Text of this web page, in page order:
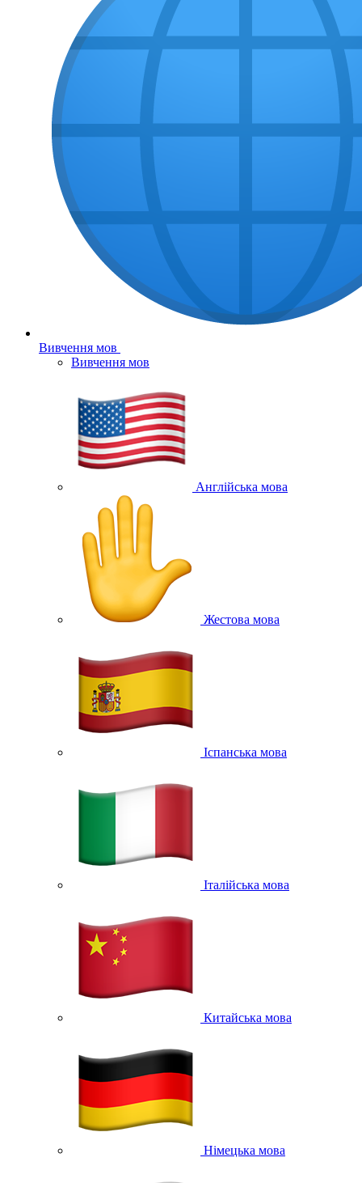
Вивчення мов
Вивчення мов
Англійська мова
Жестова мова
Іспанська мова
Італійська мова
Китайська мова
Німецька мова